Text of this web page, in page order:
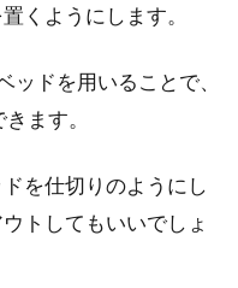
くようにします。
ドを用いることで、
ます。
を仕切りのようにし
トしてもいいでしょ